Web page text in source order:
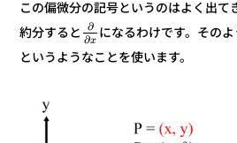
この偏微分の記号というのはよく出て
約分すると ∂
∂x になるわけです。その
というようなことを使います。